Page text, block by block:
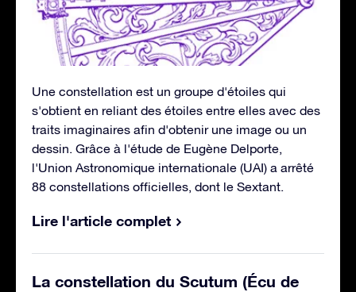
Une constellation est un groupe d'étoiles qui
s'obtient en reliant des étoiles entre elles avec des
traits imaginaires afin d'obtenir une image ou un
dessin. Grâce à l'étude de Eugène Delporte,
l'Union Astronomique internationale (UAI) a arrêté
88 constellations officielles, dont le Sextant.
Lire l'article complet
La constellation du Scutum (Écu de